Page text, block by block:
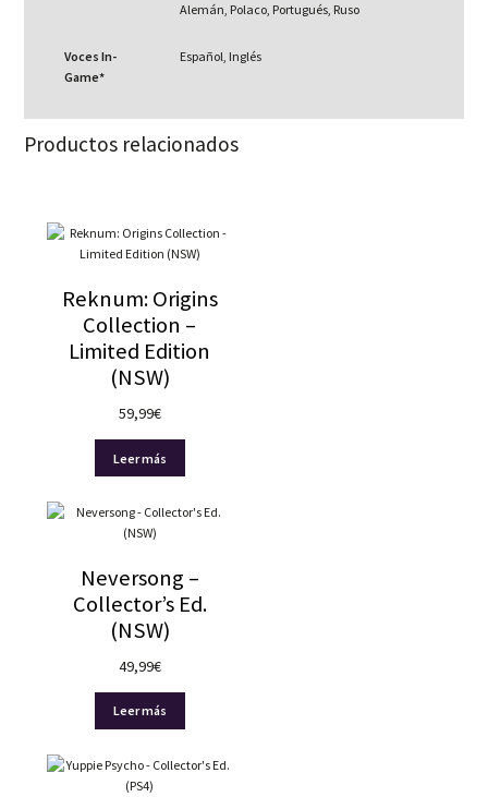
Alemán, Polaco, Portugués, Ruso
Voces In-
Game*
Español, Inglés
Productos relacionados
Reknum: Origins
Collection –
Limited Edition
(NSW)
59,99€
Leer más
Neversong –
Collector’s Ed.
(NSW)
49,99€
Leer más